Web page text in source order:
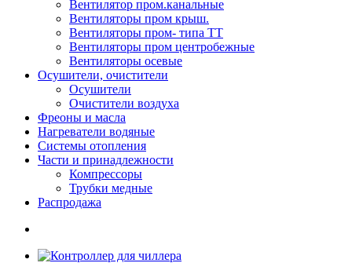
Вентилятор пром.канальные
Вентиляторы пром крыш.
Вентиляторы пром- типа ТТ
Вентиляторы пром центробежные
Вентиляторы осевые
Осушители, очистители
Осушители
Очистители воздуха
Фреоны и масла
Нагреватели водяные
Системы отопления
Части и принадлежности
Компрессоры
Трубки медные
Раcпродажа